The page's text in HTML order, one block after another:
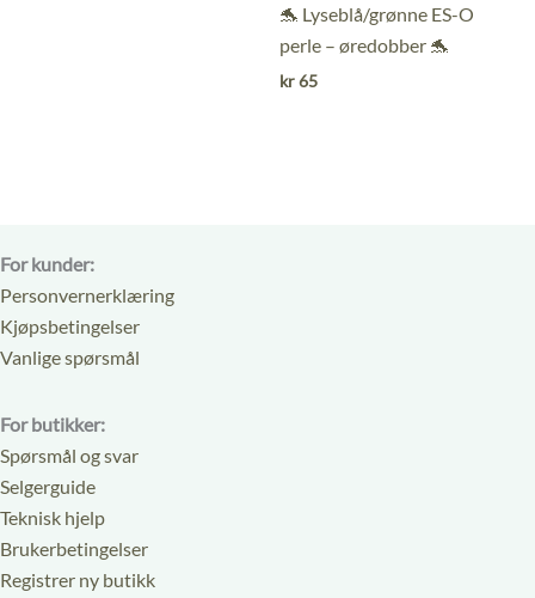
🐬 Lyseblå/grønne ES-O
perle – øredobber 🐬
kr65
For kunder:
Personvernerklæring
Kjøpsbetingelser
Vanlige spørsmål
For butikker:
Spørsmål og svar
Selgerguide
Teknisk hjelp
Brukerbetingelser
Registrer ny butikk